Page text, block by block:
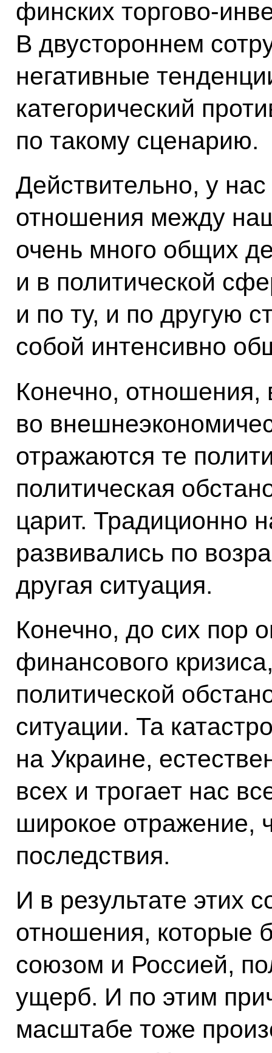
финских торгово-
В двустороннем
негативные
категорический
по такому сценарию.
Действительно, у
отношения между
очень много общих
и в политической
и по ту, и по другую
собой интенсивно
Конечно, отношения,
во
отражаются те
политическая
царит. Традиционно
развивались по
другая ситуация.
Конечно, до сих пор
финансового
политической
ситуации. Та
на Украине,
всех и трогает нас
широкое отражение,
последствия.
И в результате этих
отношения, которые
союзом и Россией,
ущерб. И по этим
масштабе тоже